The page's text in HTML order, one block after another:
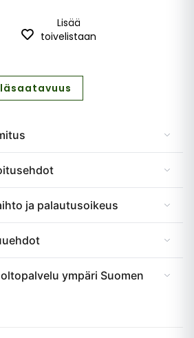
Lisää
toivelistaan
ja palautusoikeus
ympäri Suomen